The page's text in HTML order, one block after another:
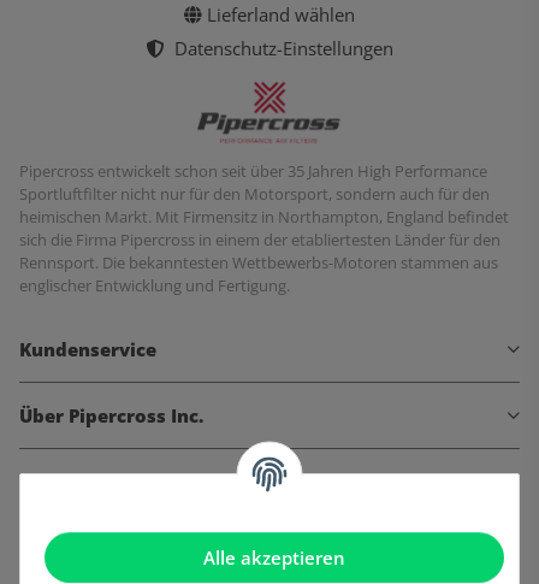
Alle akzeptieren
Lieferland wählen
Datenschutz-Einstellungen
Pipercross entwickelt schon seit über 35 Jahren High Performance
Sportluftfilter nicht nur für den Motorsport, sondern auch für den
heimischen Markt. Mit Firmensitz in Northampton, England befindet
sich die Firma Pipercross in einem der etabliertesten Länder für den
Rennsport. Die bekanntesten Wettbewerbs-Motoren stammen aus
englischer Entwicklung und Fertigung.
Kundenservice
Über Pipercross Inc.
Informationen
Gesetzliche Informationen